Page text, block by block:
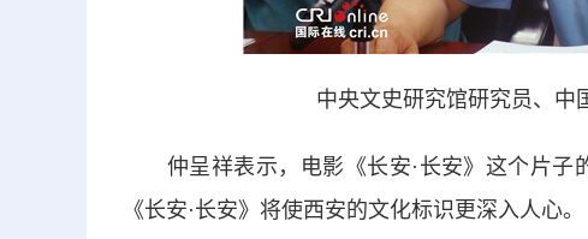
中央文史研究馆研究员、中
仲呈祥表示，电影《长安·长安》这个片子
《长安·长安》将使西安的文化标识更深入人心。